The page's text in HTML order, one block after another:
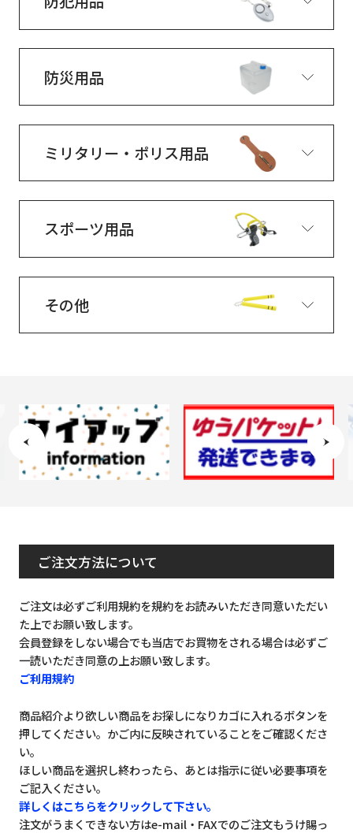
防災用品
ミリタリー・ポリス用品
スポーツ用品
その他
ご注文方法について
ご注文は必ずご利用規約を規約をお読みいただき同意いただい
た上でお願い致します。
会員登録をしない場合でも当店でお買物をされる場合は必ずご
一読いただき同意の上お願い致します。
ご利用規約
商品紹介より欲しい商品をお探しになりカゴに入れるボタンを
押してください。かご内に反映されていることをご確認くださ
い。
ほしい商品を選択し終わったら、あとは指示に従い必要事項を
ご記入ください。
詳しくはこちらをクリックして下さい。
注文がうまくできない方はe-mail・FAXでのご注文もうけ賜っ